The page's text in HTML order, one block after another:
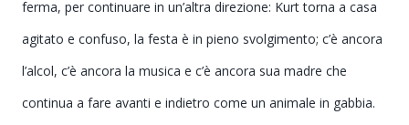
ferma, per continuare in un’altra direzione: Kurt torna a casa
agitato e confuso, la festa è in pieno svolgimento; c’è ancora
l’alcol, c’è ancora la musica e c’è ancora sua madre che
continua a fare avanti e indietro come un animale in gabbia.